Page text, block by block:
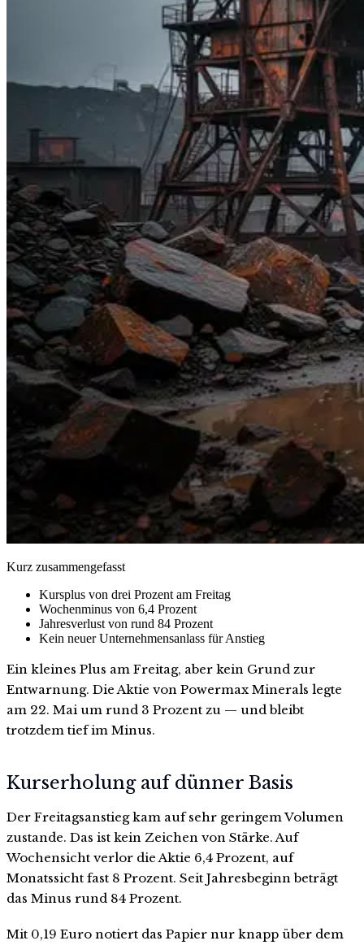
Kurz zusammengefasst
Kursplus von drei Prozent am Freitag
Wochenminus von 6,4 Prozent
Jahresverlust von rund 84 Prozent
Kein neuer Unternehmensanlass für Anstieg
Ein kleines Plus am Freitag, aber kein Grund zur
Entwarnung. Die Aktie von Powermax Minerals legte
am 22. Mai um rund 3 Prozent zu — und bleibt
trotzdem tief im Minus.
Kurserholung auf dünner Basis
Der Freitagsanstieg kam auf sehr geringem Volumen
zustande. Das ist kein Zeichen von Stärke. Auf
Wochensicht verlor die Aktie 6,4 Prozent, auf
Monatssicht fast 8 Prozent. Seit Jahresbeginn beträgt
das Minus rund 84 Prozent.
Mit 0,19 Euro notiert das Papier nur knapp über dem